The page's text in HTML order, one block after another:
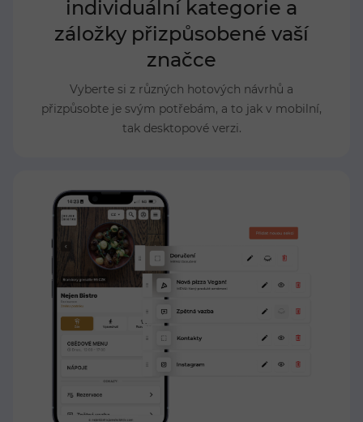
individuální kategorie a
záložky přizpůsobené vaší
značce
Vyberte si z různých hotových návrhů a
přizpůsobte je svým potřebám, a to jak v mobilní,
tak desktopové verzi.